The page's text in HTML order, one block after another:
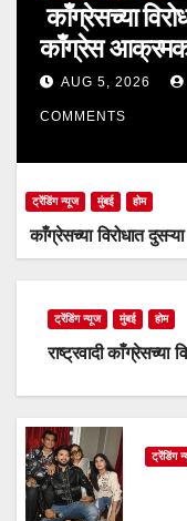
काँग्रेसच्या
काँग्रेस
AUG 5, 2026
COMMENTS
ट्रेंडिंग न्यूज मुंबई होम
काँग्रेसच्या विरोधात
ट्रेंडिंग न्यूज मुंबई होम
राष्ट्रवादी काँग्रेसच्या
ट्रेंडिंग